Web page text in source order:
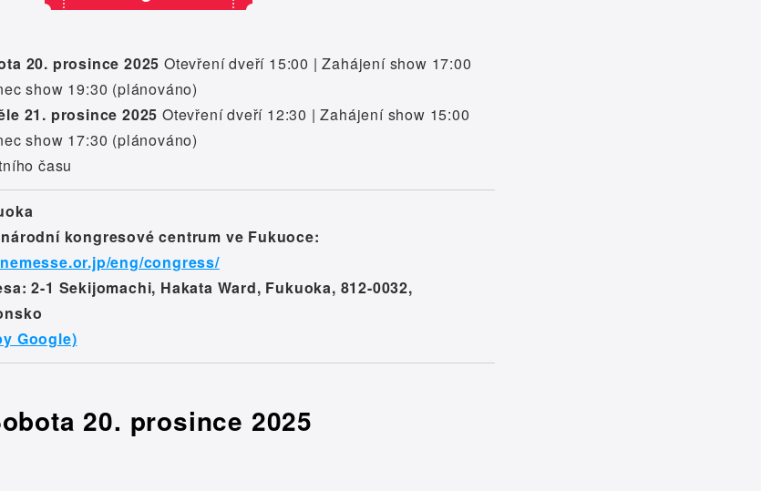
20. prosince 2025 Otevření dveří 15:00 | Zahájení show 17:00
show 19:30 (plánováno)
21. prosince 2025 Otevření dveří 12:30 | Zahájení show 15:00
show 17:30 (plánováno)
času
kongresové centrum ve Fukuoce:
eng/congress/
2-1 Sekijomachi, Hakata Ward, Fukuoka, 812-0032,
Google)
20. prosince 2025